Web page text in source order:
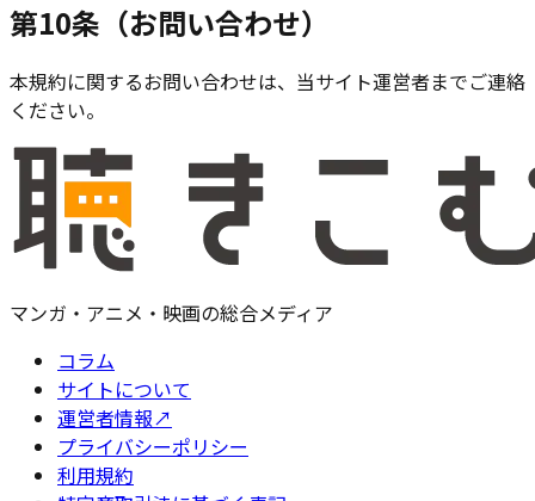
第10条（お問い合わせ）
本規約に関するお問い合わせは、当サイト運営者までご連絡
ください。
マンガ・アニメ・映画の総合メディア
コラム
サイトについて
運営者情報↗
プライバシーポリシー
利用規約